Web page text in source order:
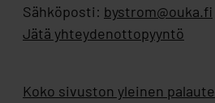
Sähköposti: bystrom@ouka.fi
Jätä yhteydenottopyyntö
Koko sivuston yleinen palaute